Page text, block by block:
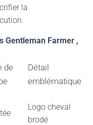
la
Gentleman Farmer ,
de
Détail
emblématique
Logo cheval
brodé